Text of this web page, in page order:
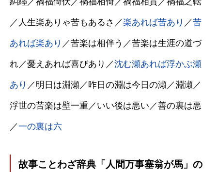
／人生楽ありゃ苦もあるさ／楽あれば苦あり ／苦
あれば楽あり ／苦楽は相伴う／苦楽は生涯の道づ
れ／憂えあれば喜びあり／沈む瀬あれば浮かぶ瀬
あり ／明日は淵瀬／昨日の淵は今日の瀬／淵瀬／
浮世の苦楽は壁一重／いい後は悪い／善の裏は悪
／一の裏は六
故事ことわざ辞典「人間万事塞翁が馬」の